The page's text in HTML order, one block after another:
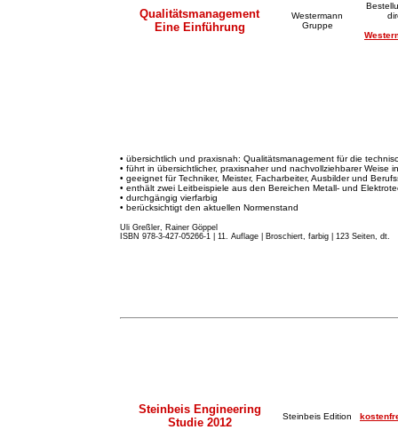
Qualitätsmanagement
Eine Einführung
Westermann
Gruppe
• übersichtlich und praxisnah: Qualitätsmanagement für die
• führt in übersichtlicher, praxisnaher und nachvollziehbarer Weise
• geeignet für Techniker, Meister, Facharbeiter, Ausbilder und
• enthält zwei Leitbeispiele aus den Bereichen Metall- und
• durchgängig vierfarbig
• berücksichtigt den aktuellen Normenstand
Uli Greßler, Rainer Göppel
ISBN 978-3-427-05266-1 | 11. Auflage
Broschiert, farbig | 123 Seiten, dt.
Steinbeis Engineering
Studie 2012
Steinbeis Edition